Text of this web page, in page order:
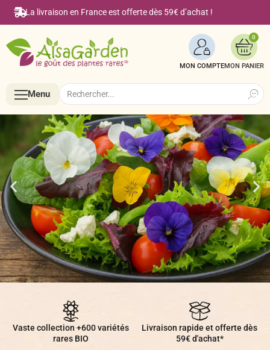
La livraison en France est offerte dès 59€ d’achat !
MON COMPTE
0
Menu
Menu
Accueil
Boutique en ligne
Semences BIO de A à Z
Légumes & Potagères
Aromatiques & Comestibles
Le Blog Alsagarden
Jardinage au naturel
Découvertes végétales
Notre philosophie
Search
for:
Des fleurs comestibles
Vaste collection +600 variétés
rares BIO
Livraison rapide et offerte dès
59€ d'achat*